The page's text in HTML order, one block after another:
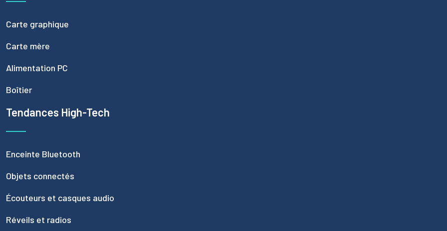
Carte graphique
Carte mère
Alimentation PC
Boîtier
Tendances High-Tech
Enceinte Bluetooth
Objets connectés
Écouteurs et casques audio
Réveils et radios